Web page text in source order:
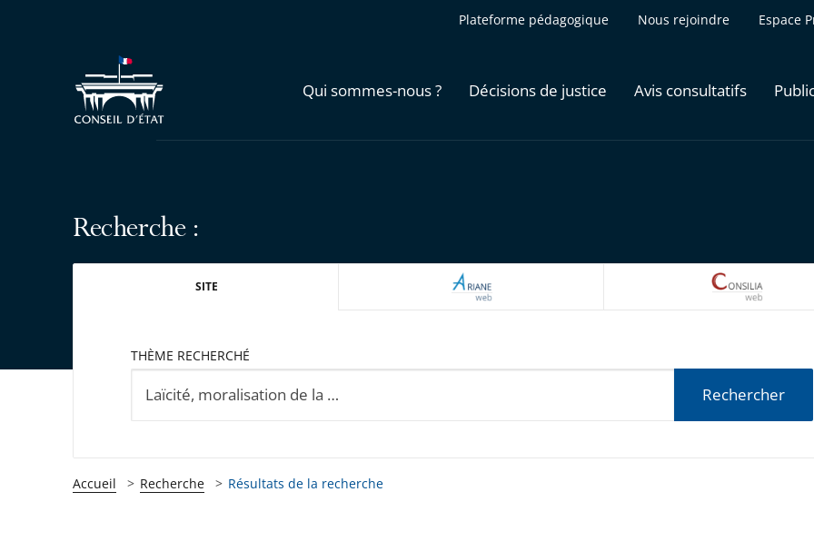
Plateforme pédagogique Nous rejoindre Espace
Qui sommes-nous ? Décisions de justice Avis consultatifs
Recherche :
SITE ARIANEWEB
THÈME RECHERCHÉ
Rechercher
Accueil Recherche Résultats de la recherche